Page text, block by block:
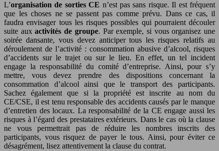
L’organisation de sorties CE n’est pas sans risque. Il est fréquent
que les choses ne se passent pas comme prévu. Dans ce cas, il
faudra envisager tous les risques possibles qui pourraient découler
suite auxactivités de groupe. Par exemple, si vous organisez une
soirée dansante, vous devez anticiper tous les risques relatifs au
déroulement de l’activité : consommation abusive d’alcool, risques
d’accidents sur le trajet ou sur le lieu. En effet, un tel incident
engage la responsabilité du comité d’entreprise. Ainsi, pour s’y
mettre, vous devez prendre des dispositions concernant la
consommation d’alcool ainsi que le transport des participants.
Sachez également que si la propriété est inscrite au nom du
CE/CSE, il est tenu responsable des accidents causés par le manque
d’entretien des locaux. La responsabilité de la CE engage aussi les
risques à l’égard des prestataires extérieurs. Dans le cas où la clause
ne vous permettrait pas de réduire les nombres inscrits des
participants, vous risquez de payer le tous. Ainsi, pour éviter ce
désagrément, lisez attentivement la clause du contrat.